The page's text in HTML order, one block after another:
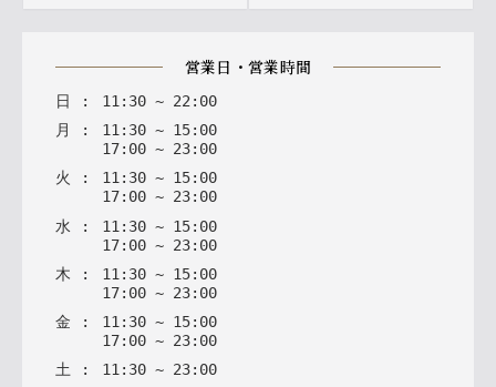
営業日・営業時間
日 : 11 : 30 ~ 22 : 00
月
: 11: 30 ~ 15: 00
17: 00 ~ 23: 00
火
: 11: 30 ~ 15: 00
17: 00 ~ 23: 00
水 : 11 : 30 ~ 15: 00
17: 00 ~ 23: 00
木 : 11 : 30 ~ 15: 00
17: 00 ~ 23: 00
金 : 11 : 30 ~ 15: 00
17: 00 ~ 23: 00
土 : 11 : 30 ~ 23: 00